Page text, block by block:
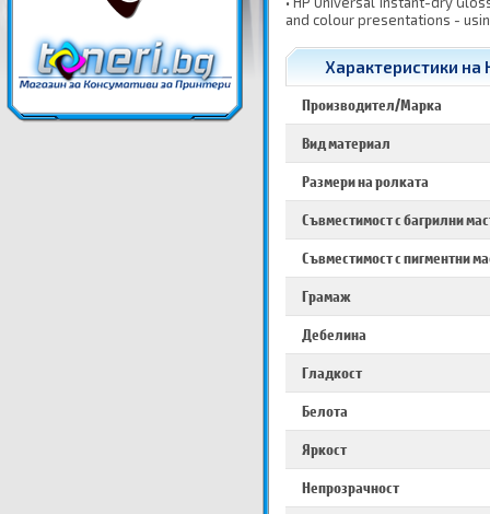
and colour presentations -
Характеристики на
Производител/Марка
Вид материал
Размери на ролката
Съвместимост с багрилни
Съвместимост с пигментни
Грамаж
Дебелина
Гладкост
Белота
Яркост
Непрозрачност